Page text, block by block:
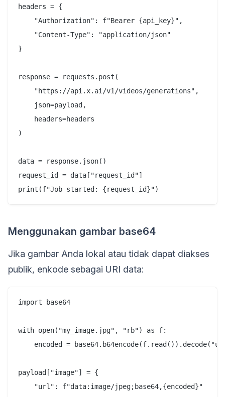
headers = {
    "Authorization": f"Bearer {api_key}",
    "Content-Type": "application/json"
}
response = requests.post(
    "https://api.x.ai/v1/videos/generations",
    json=payload,
    headers=headers
)
data = response.json()
request_id = data["request_id"]
Menggunakan gambar base64
Jika gambar Anda lokal atau tidak dapat diakses
publik, enkode sebagai URI data:
import base64
with open("my_image.jpg", "rb") as f:
encoded =
payload["image"] = {
    "url": f"data:image/jpeg;base64,{encoded}"